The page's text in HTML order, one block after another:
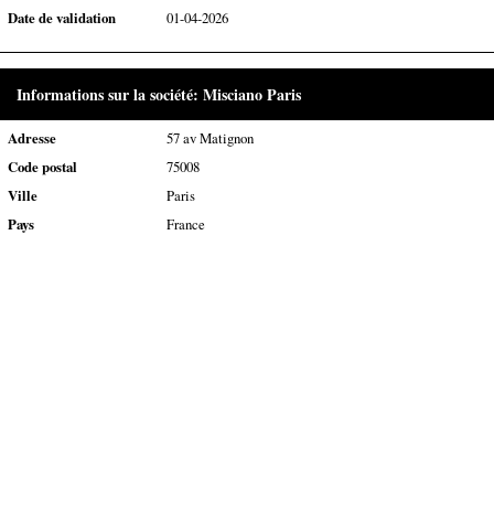
Date de validation
01-04-2026
Informations sur la société: Misciano Paris
Adresse
57 av Matignon
Code postal
75008
Ville
Paris
Pays
France